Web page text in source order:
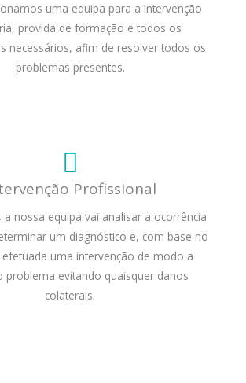
uma equipa para a intervenção
provida de formação e todos os
necessários, afim de resolver todos os
problemas presentes.
Profissional
nossa equipa vai analisar a ocorrência
um diagnóstico e, com base no
uma intervenção de modo a
problema evitando quaisquer danos
colaterais.